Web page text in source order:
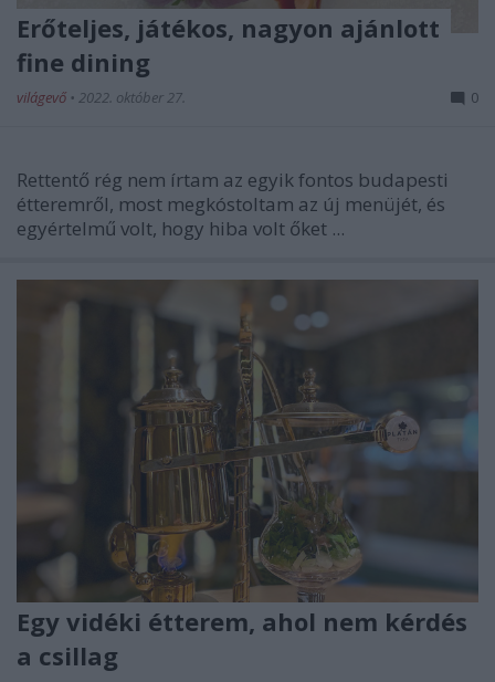
Erőteljes, játékos, nagyon ajánlott
fine dining
világevő • 2022. október 27. 0
Rettentő rég nem írtam az egyik fontos budapesti
étteremről, most megkóstoltam az új menüjét, és
egyértelmű volt, hogy hiba volt őket ...
Egy vidéki étterem, ahol nem kérdés
a csillag